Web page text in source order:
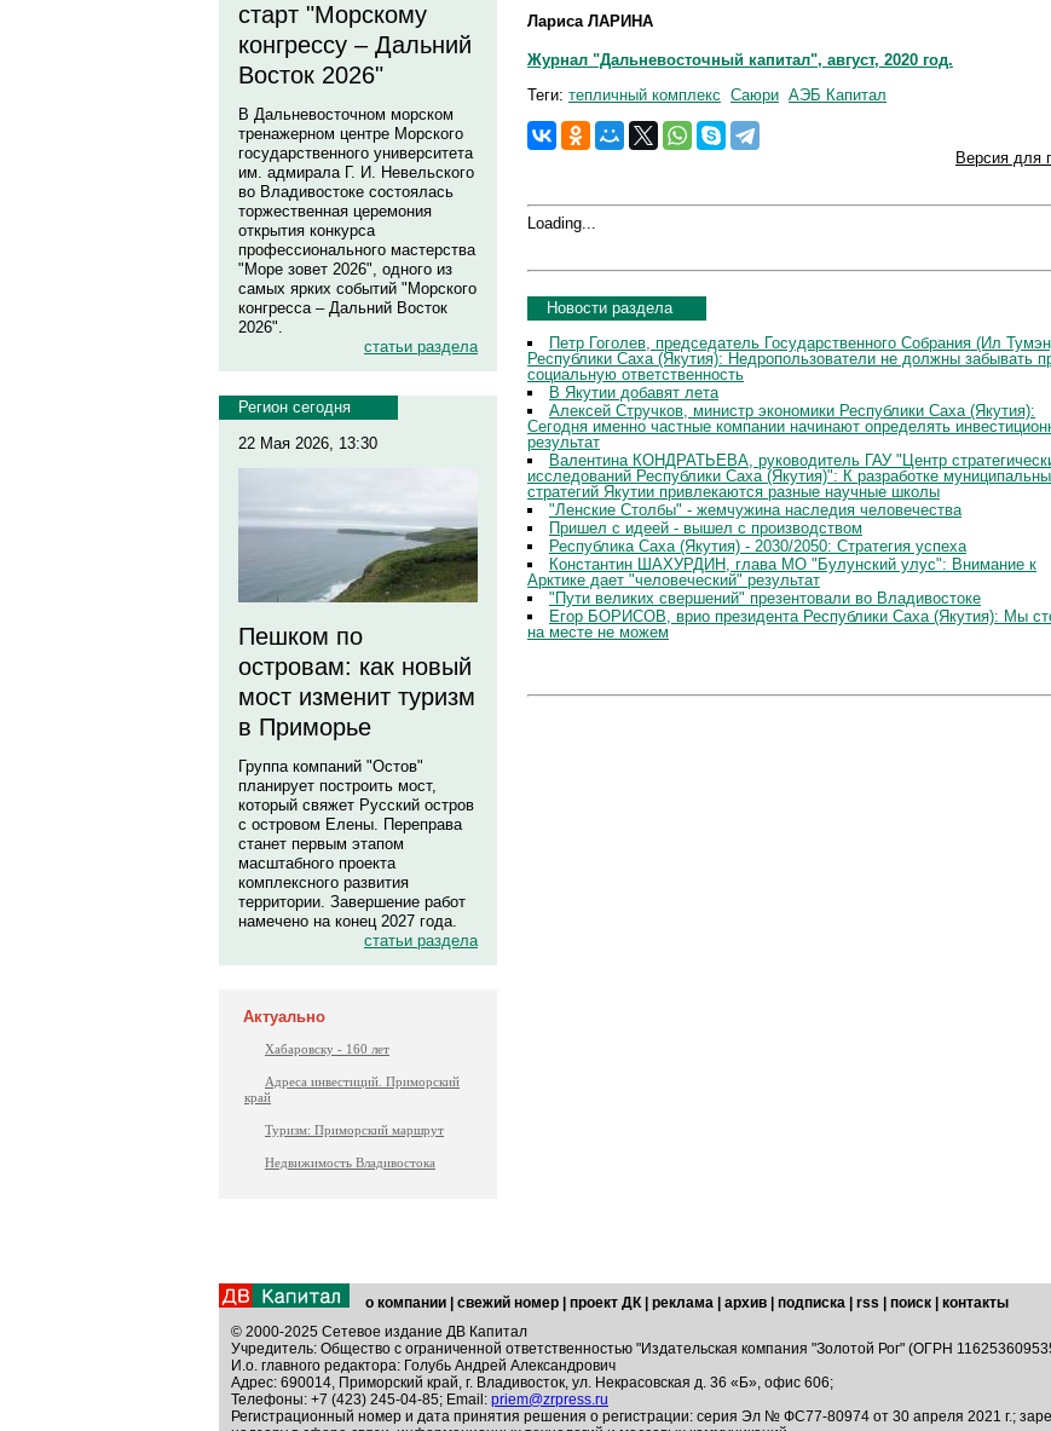
старт "Морскому
конгрессу – Дальний
Восток 2026"
В Дальневосточном морском
тренажерном центре Морского
государственного университета
им. адмирала Г. И. Невельского
во Владивостоке состоялась
торжественная церемония
открытия конкурса
профессионального мастерства
"Море зовет 2026", одного из
самых ярких событий "Морского
конгресса – Дальний Восток
2026".
статьи раздела
Регион сегодня
22 Мая 2026, 13:30
Пешком по
островам: как новый
мост изменит туризм
в Приморье
Группа компаний "Остов"
планирует построить мост,
который свяжет Русский остров
с островом Елены. Переправа
станет первым этапом
масштабного проекта
комплексного развития
территории. Завершение работ
намечено на конец 2027 года.
статьи раздела
Актуально
Хабаровску - 160 лет
Адреса инвестиций. Приморский
край
Туризм: Приморский маршрут
Недвижимость Владивостока
Лариса ЛАРИНА
Журнал "Дальневосточный капитал", август, 2020 год.
Теги: тепличный комплекс Саюри АЭБ Капитал
Версия для
Loading...
Новости раздела
Петр Гоголев, председатель Государственного Собрания (Ил
Республики Саха (Якутия): Недропользователи не должны забывать
социальную ответственность
В Якутии добавят лета
Алексей Стручков, министр экономики Республики Саха (Якутия):
Сегодня именно частные компании начинают определять
результат
Валентина КОНДРАТЬЕВА, руководитель ГАУ "Центр
исследований Республики Саха (Якутия)": К разработке
стратегий Якутии привлекаются разные научные школы
"Ленские Столбы" - жемчужина наследия человечества
Пришел с идеей - вышел с производством
Республика Саха (Якутия) - 2030/2050: Стратегия успеха
Константин ШАХУРДИН, глава МО "Булунский улус": Внимание к
Арктике дает "человеческий" результат
"Пути великих свершений" презентовали во Владивостоке
Егор БОРИСОВ, врио президента Республики Саха (Якутия): Мы
на месте не можем
о компании свежий номер проект ДК реклама архив подписка rss поиск
контакты
© 2000-2025 Сетевое издание ДВ Капитал
Учредитель: Общество с ограниченной ответственностью "Издательская компания "Золотой Рог" (ОГРН
И.о. главного редактора: Голубь Андрей Александрович
Адрес: 690014, Приморский край, г. Владивосток, ул. Некрасовская д. 36 «Б», офис 606;
Телефоны: +7 (423) 245-04-85; Email: priem@zrpress.ru
Регистрационный номер и дата принятия решения о регистрации: серия Эл № ФС77-80974 от 30 апреля 2021 г.;